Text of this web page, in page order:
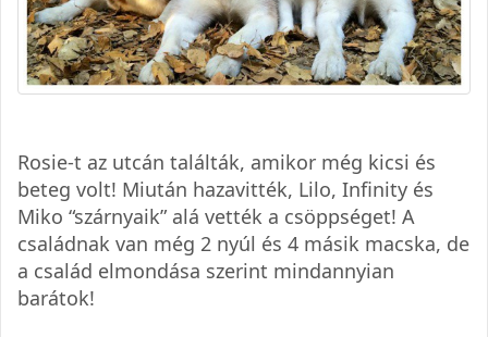
Rosie-t az utcán találták, amikor még kicsi és
beteg volt! Miután hazavitték, Lilo, Infinity és
Miko “szárnyaik” alá vették a csöppséget! A
családnak van még 2 nyúl és 4 másik macska, de
a család elmondása szerint mindannyian
barátok!